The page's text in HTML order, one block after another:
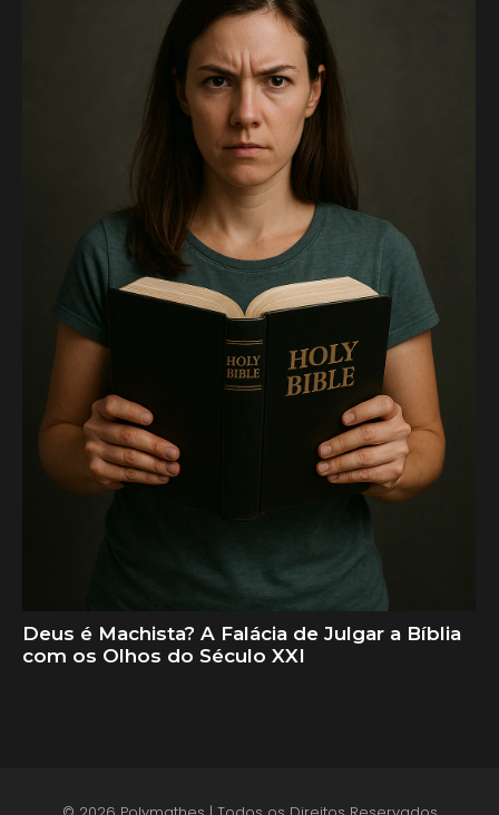
Deus é Machista? A Falácia de Julgar a Bíblia
com os Olhos do Século XXI